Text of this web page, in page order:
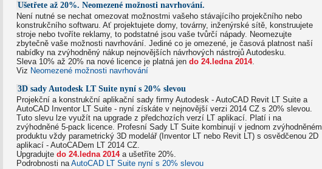
Ušetřete až 20%. Neomezené možnosti navrhování.
Není nutné se nechat omezovat možnostmi vašeho stávajícího projekčního nebo
konstrukčního softwaru. Ať projektujete domy, továrny, inženýrské sítě, konstruujete
stroje nebo tvoříte reklamy, to podstatné jsou vaše tvůrčí nápady. Neomezujte
zbytečně vaše možnosti navrhování. Jediné co je omezené, je časová platnost naší
nabídky na zvýhodněný nákup nejnovějších návrhových nástrojů Autodesku.
Sleva 10% až 20% na nové licence je platná jen do 24.ledna 2014.
Viz Neomezené možnosti navrhování
3D sady Autodesk LT Suite nyní s 20% slevou
Projekční a konstrukční aplikační sady firmy Autodesk - AutoCAD Revit LT Suite a
AutoCAD Inventor LT Suite - nyní získáte v nejnovější verzi 2014 CZ s 20% slevou.
Tuto slevu lze využít na upgrade z předchozích verzí LT aplikací. Platí i na
zvýhodněné 5-pack licence. Profesní Sady LT Suite kombinují v jednom zvýhodněném
produktu vždy parametrický 3D modelář (Inventor LT nebo Revit LT) s osvědčenou 2D
aplikací - AutoCADem LT 2014 CZ.
Upgradujte do 24.ledna 2014a ušetříte 20%.
Podrobnosti naAutoCAD LT Suite nyní s 20% slevou